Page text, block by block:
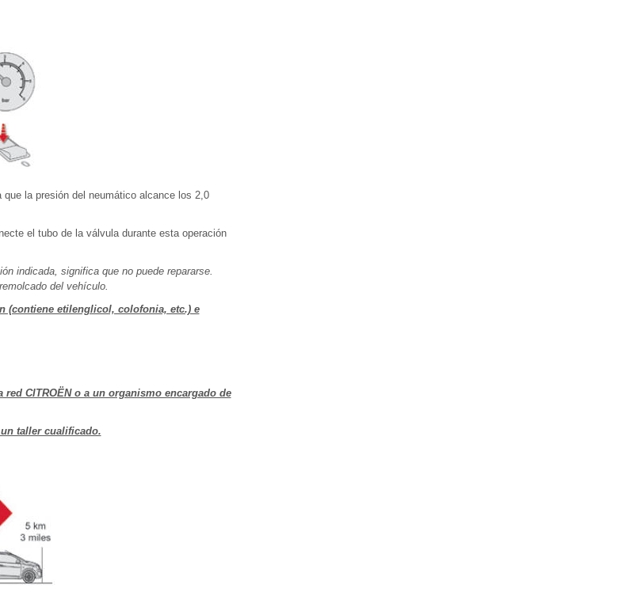
la presión del neumático alcance los 2,0
el tubo de la válvula durante esta operación
indicada, significa que no puede repararse.
del vehículo.
(contiene etilenglicol, colofonia, etc.) e
CITROËN o a un organismo encargado de
taller cualificado.